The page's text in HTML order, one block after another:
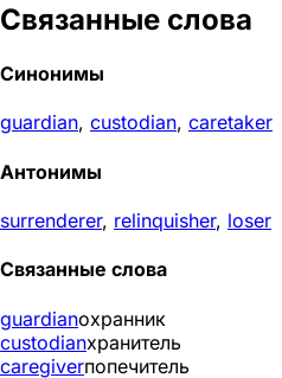
Связанные слова
Синонимы
guardian, custodian, caretaker
Антонимы
surrenderer, relinquisher, loser
Связанные слова
guardianохранник
custodianхранитель
caregiverпопечитель